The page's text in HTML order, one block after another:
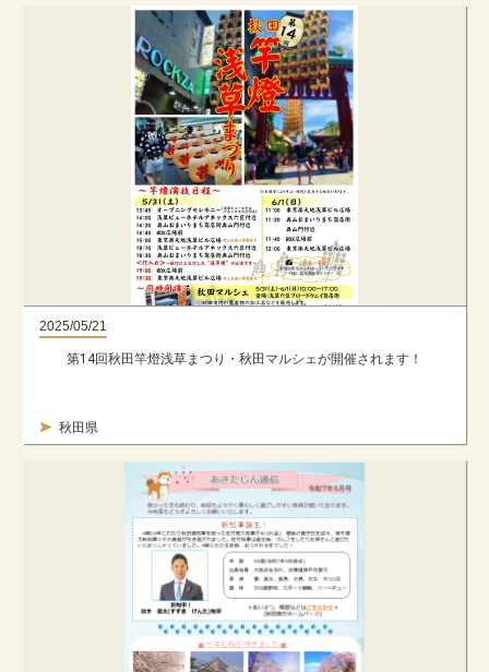
2025/05/21
秋田県
第14回秋田竿燈浅草まつり・秋田マルシェが開催されます！